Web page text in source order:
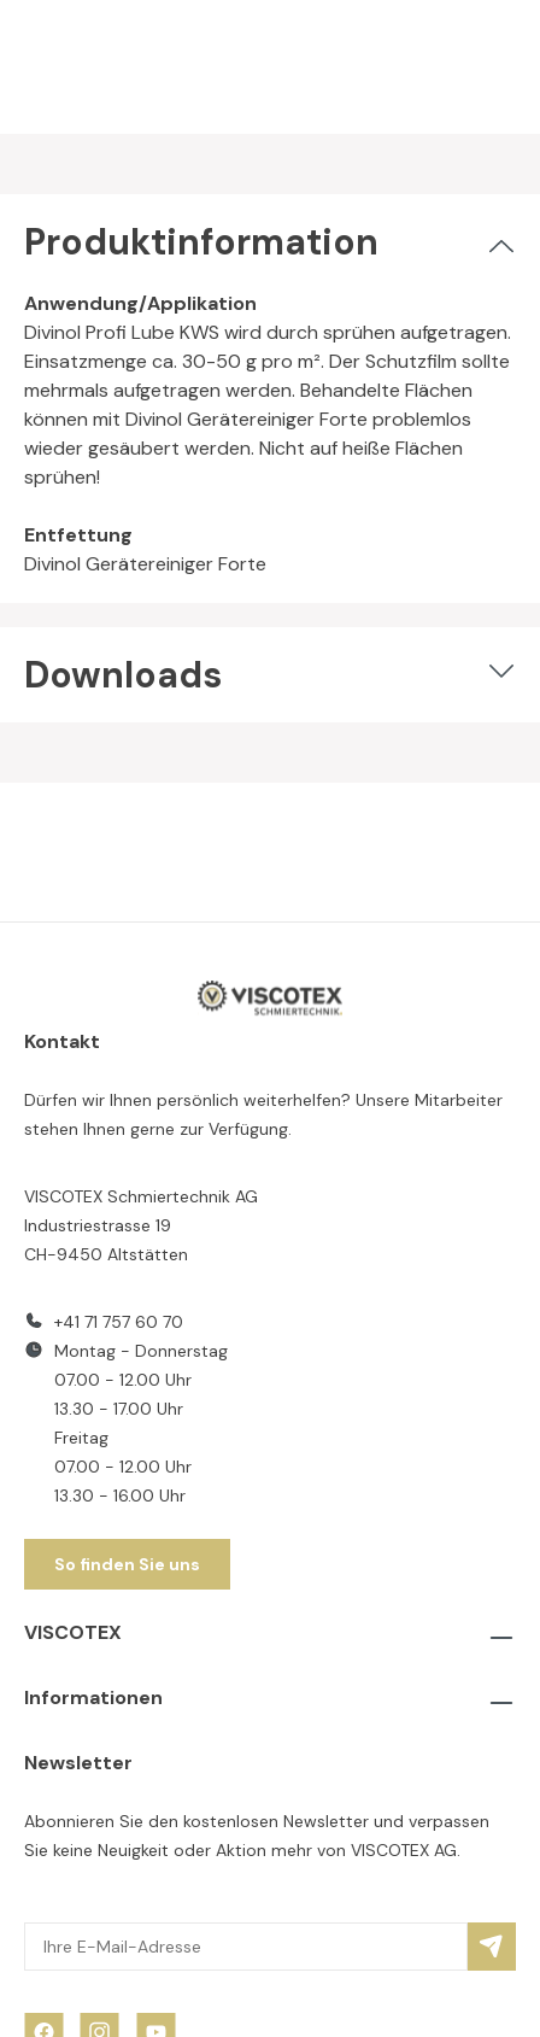
Produktinformation
Anwendung/Applikation
Divinol Profi Lube KWS wird durch sprühen aufgetragen.
Einsatzmenge ca. 30-50 g pro m². Der Schutzfilm sollte
mehrmals aufgetragen werden. Behandelte Flächen
können mit Divinol Gerätereiniger Forte problemlos
wieder gesäubert werden. Nicht auf heiße Flächen
sprühen!
Entfettung
Divinol Gerätereiniger Forte
Downloads
Kontakt
Dürfen wir Ihnen persönlich weiterhelfen? Unsere Mitarbeiter
stehen Ihnen gerne zur Verfügung.
VISCOTEX Schmiertechnik AG
Industriestrasse 19
CH-9450 Altstätten
+41 71 757 60 70
Montag - Donnerstag
07.00 - 12.00 Uhr
13.30 - 17.00 Uhr
Freitag
07.00 - 12.00 Uhr
13.30 - 16.00 Uhr
So finden Sie uns
VISCOTEX
Informationen
Newsletter
Abonnieren Sie den kostenlosen Newsletter und verpassen
Sie keine Neuigkeit oder Aktion mehr von VISCOTEX AG.